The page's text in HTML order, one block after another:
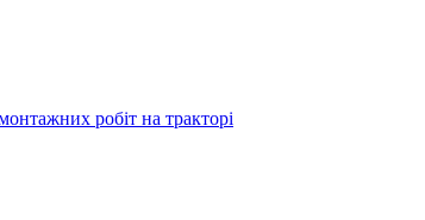
робіт на тракторі